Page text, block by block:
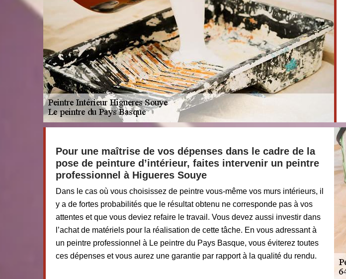
Pour une maîtrise de vos dépenses dans le cadre de la
pose de peinture d’intérieur, faites intervenir un peintre
professionnel à Higueres Souye
Dans le cas où vous choisissez de peintre vous-même vos murs intérieurs, il
y a de fortes probabilités que le résultat obtenu ne corresponde pas à vos
attentes et que vous deviez refaire le travail. Vous devez aussi investir dans
l’achat de matériels pour la réalisation de cette tâche. En vous adressant à
un peintre professionnel à Le peintre du Pays Basque, vous éviterez toutes
ces dépenses et vous aurez une garantie par rapport à la qualité du rendu.